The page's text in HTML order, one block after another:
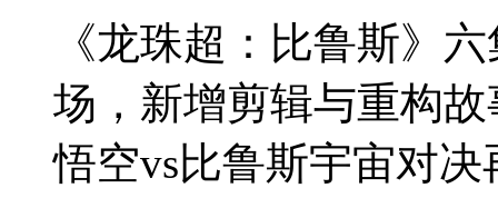
《龙珠超：比鲁斯》
场，新增剪辑与重构
悟空vs比鲁斯宇宙对决